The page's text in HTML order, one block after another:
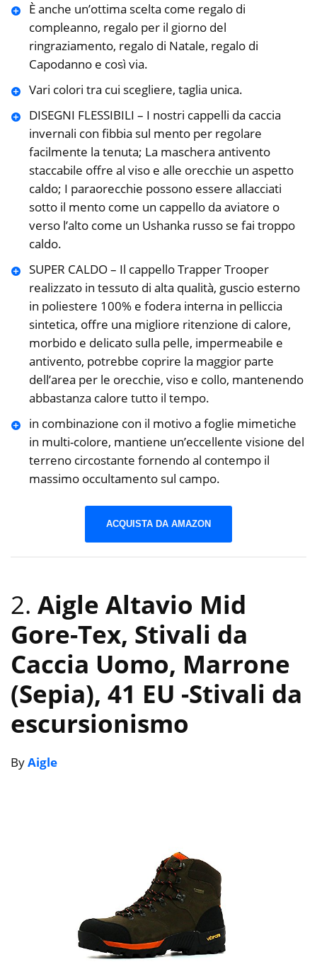
È anche un’ottima scelta come regalo di
compleanno, regalo per il giorno del
ringraziamento, regalo di Natale, regalo di
Capodanno e così via.
Vari colori tra cui scegliere, taglia unica.
DISEGNI FLESSIBILI – I nostri cappelli da caccia
invernali con fibbia sul mento per regolare
facilmente la tenuta; La maschera antivento
staccabile offre al viso e alle orecchie un aspetto
caldo; I paraorecchie possono essere allacciati
sotto il mento come un cappello da aviatore o
verso l’alto come un Ushanka russo se fai troppo
caldo.
SUPER CALDO – Il cappello Trapper Trooper
realizzato in tessuto di alta qualità, guscio esterno
in poliestere 100% e fodera interna in pelliccia
sintetica, offre una migliore ritenzione di calore,
morbido e delicato sulla pelle, impermeabile e
antivento, potrebbe coprire la maggior parte
dell’area per le orecchie, viso e collo, mantenendo
abbastanza calore tutto il tempo.
in combinazione con il motivo a foglie mimetiche
in multi-colore, mantiene un’eccellente visione del
terreno circostante fornendo al contempo il
massimo occultamento sul campo.
ACQUISTA DA AMAZON
2. Aigle Altavio Mid
Gore-Tex, Stivali da
Caccia Uomo, Marrone
(Sepia), 41 EU -Stivali da
escursionismo
ByAigle